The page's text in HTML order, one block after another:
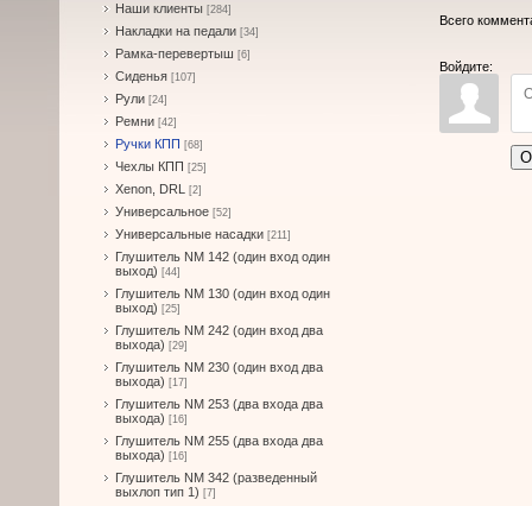
Наши клиенты [284]
Накладки на педали [34]
Рамка-перевертыш [6]
Сиденья [107]
Рули [24]
Ремни [42]
Ручки КПП [68]
Чехлы КПП [25]
Xenon, DRL [2]
Универсальное [52]
Универсальные насадки [211]
Глушитель NM 142 (один вход один
выход) [44]
Глушитель NM 130 (один вход один
выход) [25]
Глушитель NM 242 (один вход два
выхода) [29]
Глушитель NM 230 (один вход два
выхода) [17]
Глушитель NM 253 (два входа два
выхода) [16]
Глушитель NM 255 (два входа два
выхода) [16]
Глушитель NM 342 (разведенный
выхлоп тип 1) [7]
Всего
Войдите: